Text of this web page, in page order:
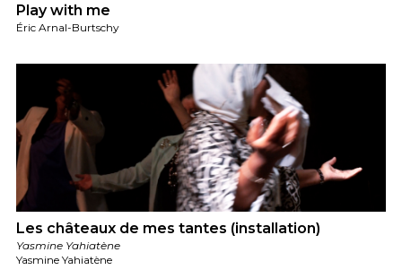
Play with me
Éric Arnal-Burtschy
Les châteaux de mes tantes (installation)
Yasmine Yahiatène
Yasmine Yahiatène